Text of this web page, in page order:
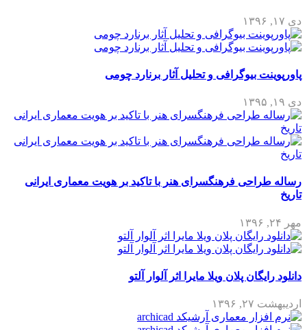
دی ۱۷, ۱۳۹۶
پاورپوینت بیوگرافی و تحلیل آثار برنارد چومی
دی ۱۹, ۱۳۹۵
رساله طراحی فرهنگسرای هنر با تاکید بر هویت معماری ایرانی
تاریخ
مهر ۲۴, ۱۳۹۶
دانلود رایگان پلان ویلا مایرا اثر آلوار آلتو
اردیبهشت ۲۷, ۱۳۹۶